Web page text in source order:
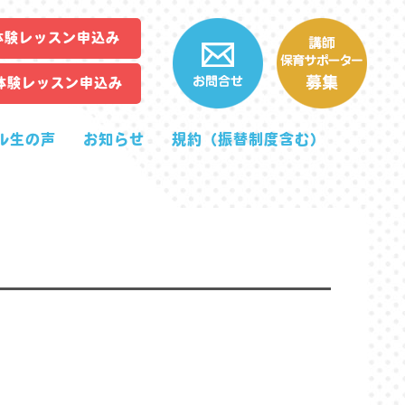
レッスン申込み
験レッスン申込み
生の声 お知らせ 規約（振替制度含む）